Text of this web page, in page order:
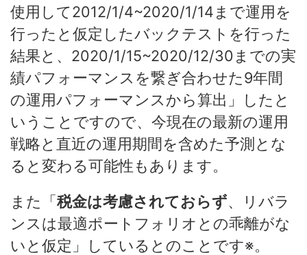
使用して2012/1/4~2020/1/14まで運用を
行ったと仮定したバックテストを行った
結果と、2020/1/15~2020/12/30までの実
績パフォーマンスを繋ぎ合わせた9年間
の運用パフォーマンスから算出」したと
いうことですので、今現在の最新の運用
戦略と直近の運用期間を含めた予測とな
ると変わる可能性もあります。
また「税金は考慮されておらず、リバラ
ンスは最適ポートフォリオとの乖離がな
いと仮定」しているとのことです※。